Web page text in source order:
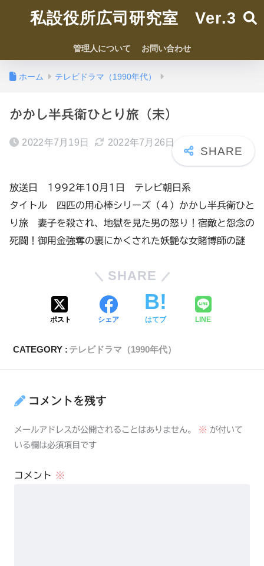
私設役所広司研究室 Ver.3
管理人について お問い合わせ
ホーム テレビドラマ（1990年代）
かかし半兵衛ひとり旅（未）
2022年7月19日 2022年7月26日
放送日 1992年10月1日 テレビ朝日系
タイトル 四匹の用心棒シリーズ（４）かかし半兵衛ひと
り旅 妻子を殺され、地獄を見た男の怒り！宿敵と怨念の
死闘！御用金強奪の裏にかくされた妖艶な女賭博師の謎
SHARE
ポスト シェア はてブ LINE
CATEGORY : テレビドラマ（1990年代）
コメントを残す
メールアドレスが公開されることはありません。 ※ が付いて
いる欄は必須項目です
コメント ※